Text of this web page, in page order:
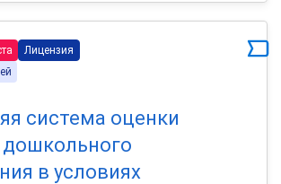
Лицензия
система оценки
дошкольного
в условиях